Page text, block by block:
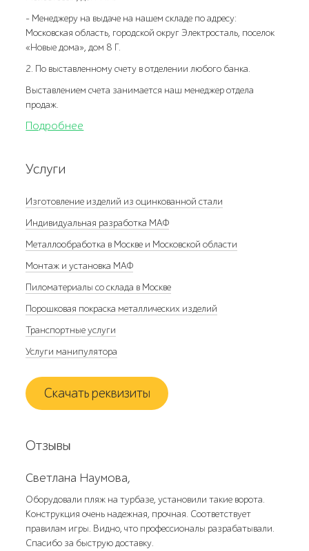
- Менеджеру на выдаче на нашем складе по адресу:
Московская область, городской округ Электросталь, поселок
«Новые дома», дом 8 Г.
2. По выставленному счету в отделении любого банка.
Выставлением счета занимается наш менеджер отдела
продаж.
Подробнее
Услуги
Изготовление изделий из оцинкованной стали
Индивидуальная разработка МАФ
Металлообработка в Москве и Московской области
Монтаж и установка МАФ
Пиломатериалы со склада в Москве
Порошковая покраска металлических изделий
Транспортные услуги
Услуги манипулятора
Скачать реквизиты
Отзывы
Светлана Наумова,
Оборудовали пляж на турбазе, установили такие ворота.
Конструкция очень надежная, прочная. Соответствует
правилам игры. Видно, что профессионалы разрабатывали.
Спасибо за быструю доставку.